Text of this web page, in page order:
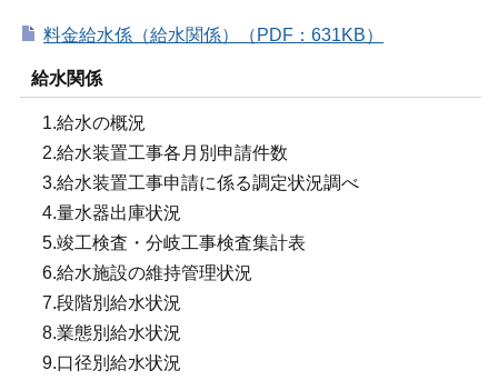
料金給水係（給水関係）（PDF：631KB）
給水関係
1.給水の概況
2.給水装置工事各月別申請件数
3.給水装置工事申請に係る調定状況調べ
4.量水器出庫状況
5.竣工検査・分岐工事検査集計表
6.給水施設の維持管理状況
7.段階別給水状況
8.業態別給水状況
9.口径別給水状況